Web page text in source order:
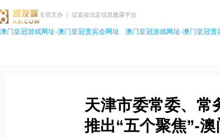
主管主办 ｜ 证监会法定信息披露平台
澳门皇冠游戏网址-澳门皇冠贵宾会网址 澳门皇冠游戏网址-澳门皇冠贵
天津市委常委、常
推出“五个聚焦”-